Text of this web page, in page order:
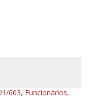
603, Funcionários,